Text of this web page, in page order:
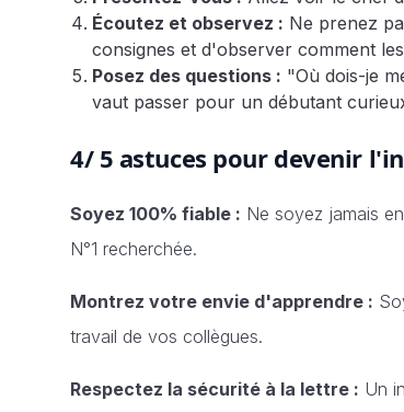
Écoutez et observez : Ne prenez
consignes et d'observer comment
Posez des questions : "Où dois-je
vaut passer pour un débutant
4/ 5 astuces pour devenir
Soyez 100% fiable : Ne soyez jamais
N°1 recherchée.
Montrez votre envie d'apprendre :
travail de vos collègues.
Respectez la sécurité à la lettre : Un